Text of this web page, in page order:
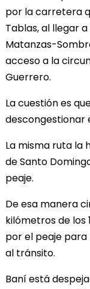
por la carretera
Tablas, al llegar
Matanzas-
acceso a la
Guerrero.
La cuestión es
descongestionar
La misma ruta la
de Santo
peaje.
De esa manera
kilómetros de los
por el peaje
al tránsito.
Baní está